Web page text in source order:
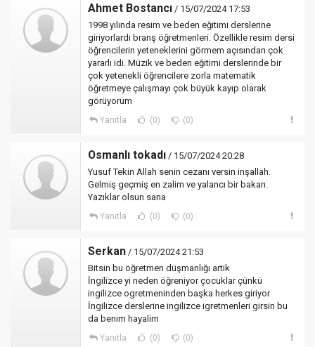
Ahmet Bostancı / 15/07/2024 17:53
1998 yılında resim ve beden eğitimi derslerine
giriyorlardı branş öğretmenleri. Özellikle resim dersi
öğrencilerin yeteneklerini görmem açısından çok
yararlı idi. Müzik ve beden eğitimi derslerinde bir
çok yetenekli öğrencilere zorla matematik
öğretmeye çalışmayı çok büyük kayıp olarak
görüyorum
Yanıtla (0) (0)
Osmanlı tokadı / 15/07/2024 20:28
Yusuf Tekin Allah senin cezanı versin inşallah.
Gelmiş geçmiş en zalim ve yalancı bir bakan.
Yazıklar olsun sana
Yanıtla (0) (0)
Serkan / 15/07/2024 21:53
Bitsin bu öğretmen düşmanlığı artik
İngilizce yi neden öğreniyor çocuklar çünkü
ingilizce ogretmeninden başka herkes giriyor
İngilizce derslerine ingilizce igretmenleri girsin bu
da benim hayalim
Yanıtla (0) (0)